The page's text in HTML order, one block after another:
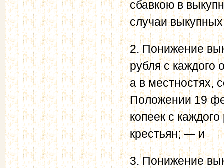
сбавкою в
случаи
2. Понижение
рубля с каждого
а в местностях,
Положении 19
копеек с
крестьян; — и
3. Понижение